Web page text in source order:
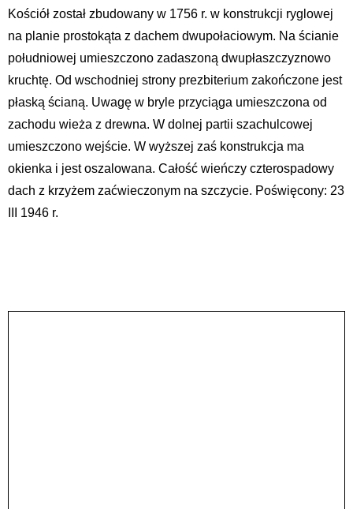
Kościół został zbudowany w 1756 r. w konstrukcji ryglowej
na planie prostokąta z dachem dwupołaciowym. Na ścianie
południowej umieszczono zadaszoną dwupłaszczyznowo
kruchtę. Od wschodniej strony prezbiterium zakończone jest
płaską ścianą. Uwagę w bryle przyciąga umieszczona od
zachodu wieża z drewna. W dolnej partii szachulcowej
umieszczono wejście. W wyższej zaś konstrukcja ma
okienka i jest oszalowana. Całość wieńczy czterospadowy
dach z krzyżem zaćwieczonym na szczycie. Poświęcony: 23
III 1946 r.